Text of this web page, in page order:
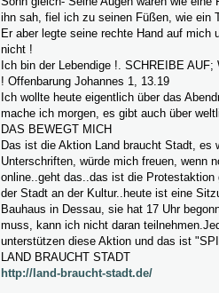
ihn sah, fiel ich zu seinen Füßen, wie ein
Er aber legte seine rechte Hand auf mich
nicht !
Ich bin der Lebendige !. SCHREIBE
! Offenbarung Johannes 1, 13.19
Ich wollte heute eigentlich über das
mache ich morgen, es gibt auch über
DAS BEWEGT MICH
Das ist die Aktion Land braucht Stadt, es
Unterschriften, würde mich freuen, wenn
online..geht das..das ist die Protestaktion
der Stadt an der Kultur..heute ist eine
Bauhaus in Dessau, sie hat 17 Uhr
muss, kann ich nicht daran
unterstützen diese Aktion und das ist
LAND BRAUCHT STADT
http://land-braucht-stadt.de/